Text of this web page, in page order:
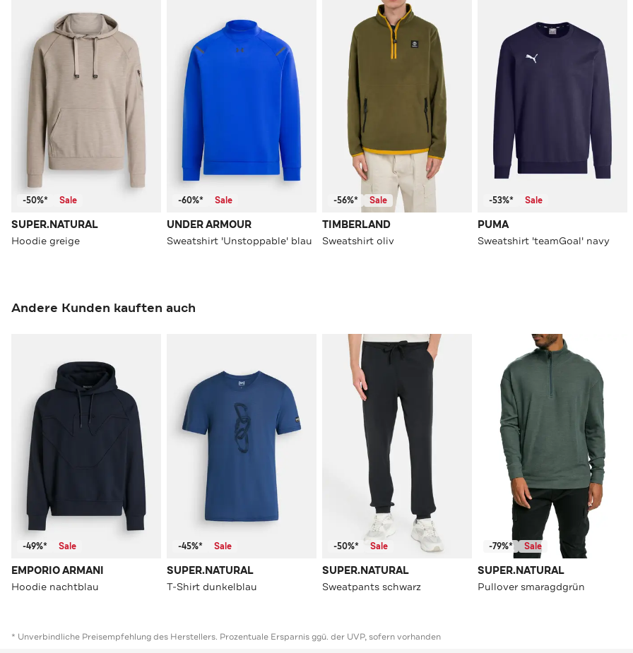
-50%* Sale
SUPER.NATURAL
Hoodie greige
-60%* Sale
UNDER ARMOUR
Sweatshirt 'Unstoppable' blau
-56%* Sale
TIMBERLAND
Sweatshirt oliv
-53%* Sale
PUMA
Sweatshirt 'teamGoal' navy
Andere Kunden kauften auch
-49%* Sale
EMPORIO ARMANI
Hoodie nachtblau
-45%* Sale
SUPER.NATURAL
T-Shirt dunkelblau
-50%* Sale
SUPER.NATURAL
Sweatpants schwarz
-79%* Sale
SUPER.NATURAL
Pullover smaragdgrün
* Unverbindliche Preisempfehlung des Herstellers. Prozentuale Ersparnis ggü. der UVP, sofern vorhanden